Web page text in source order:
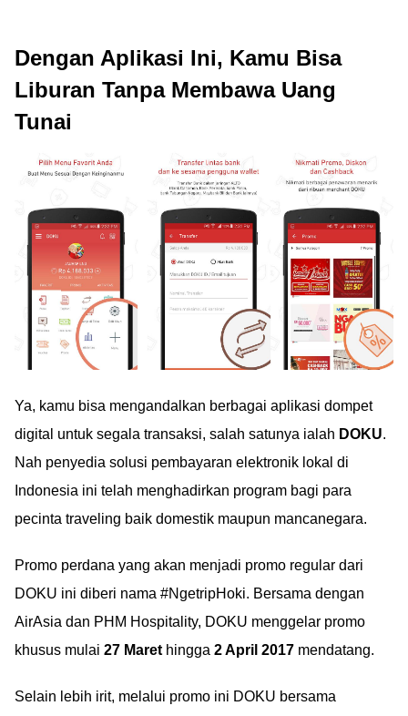
Dengan Aplikasi Ini, Kamu Bisa
Liburan Tanpa Membawa Uang
Tunai
Ya, kamu bisa mengandalkan berbagai aplikasi dompet
digital untuk segala transaksi, salah satunya ialah DOKU.
Nah penyedia solusi pembayaran elektronik lokal di
Indonesia ini telah menghadirkan program bagi para
pecinta traveling baik domestik maupun mancanegara.
Promo perdana yang akan menjadi promo regular dari
DOKU ini diberi nama #NgetripHoki. Bersama dengan
AirAsia dan PHM Hospitality, DOKU menggelar promo
khusus mulai 27 Maret hingga 2 April 2017 mendatang.
Selain lebih irit, melalui promo ini DOKU bersama